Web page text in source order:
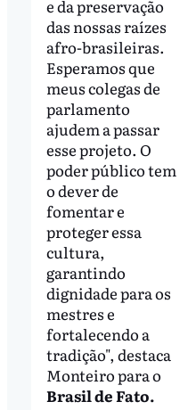
e da preservação
das nossas raízes
afro-brasileiras.
Esperamos que
meus colegas de
parlamento
ajudem a passar
esse projeto. O
poder público tem
o dever de
fomentar e
proteger essa
cultura,
garantindo
dignidade para os
mestres e
fortalecendo a
tradição", destaca
Monteiro para o
Brasil de Fato.